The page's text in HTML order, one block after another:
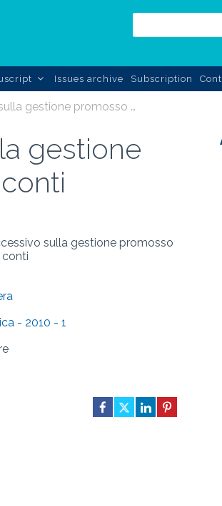
Issues archive Subscription
il controllo successivo sulla gestione promosso dalla corte dei conti
gestione
sulla gestione promosso
conti
- 2010 - 1